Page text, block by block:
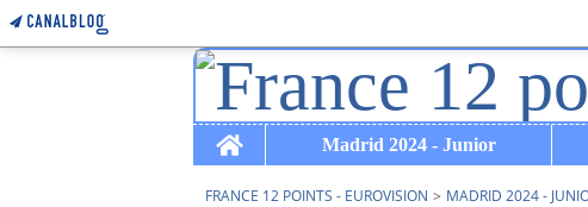
Home
Madrid 2024 - Junior
FRANCE 12 POINTS - EUROVISION > MADRID 2024 -